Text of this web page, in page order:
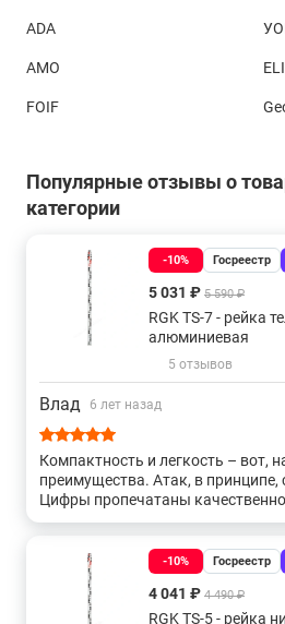
ADA
AMO
FOIF
Популярные отзывы о
категории
-10% Госреестр
5 031 ₽ 5 590 ₽
RGK TS-7 - рейка
алюминиевая
5 отзывов
Влад 6 лет назад
Компактность и легкость – вот,
преимущества. Атак, в принципе,
Цифры пропечатаны
различимо
-10% Госреестр
4 041 ₽ 4 490 ₽
RGK TS-5 - рейка